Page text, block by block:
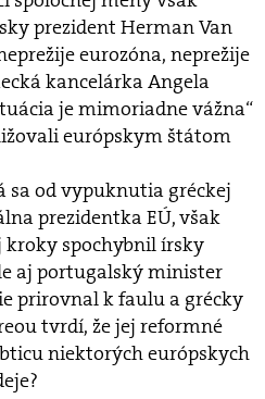
prezident Herman Van
eurozóna, neprežije
kancelárka Angela
je mimoriadne vážna“
európskym štátom
sa od vypuknutia gréckej
prezidentka EÚ, však
kroky spochybnil írsky
aj portugalský minister
prirovnal k faulu a grécky
tvrdí, že jej reformné
niektorých európskych